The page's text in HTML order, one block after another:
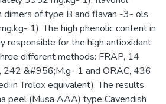
dimers of type B and flavan -3- ols
1). The high phenolic content in
responsible for the high antioxidant
different methods: FRAP, 14
&#956;M.g- 1 and ORAC, 436
in Trolox equivalent). The results
peel (Musa AAA) type Cavendish